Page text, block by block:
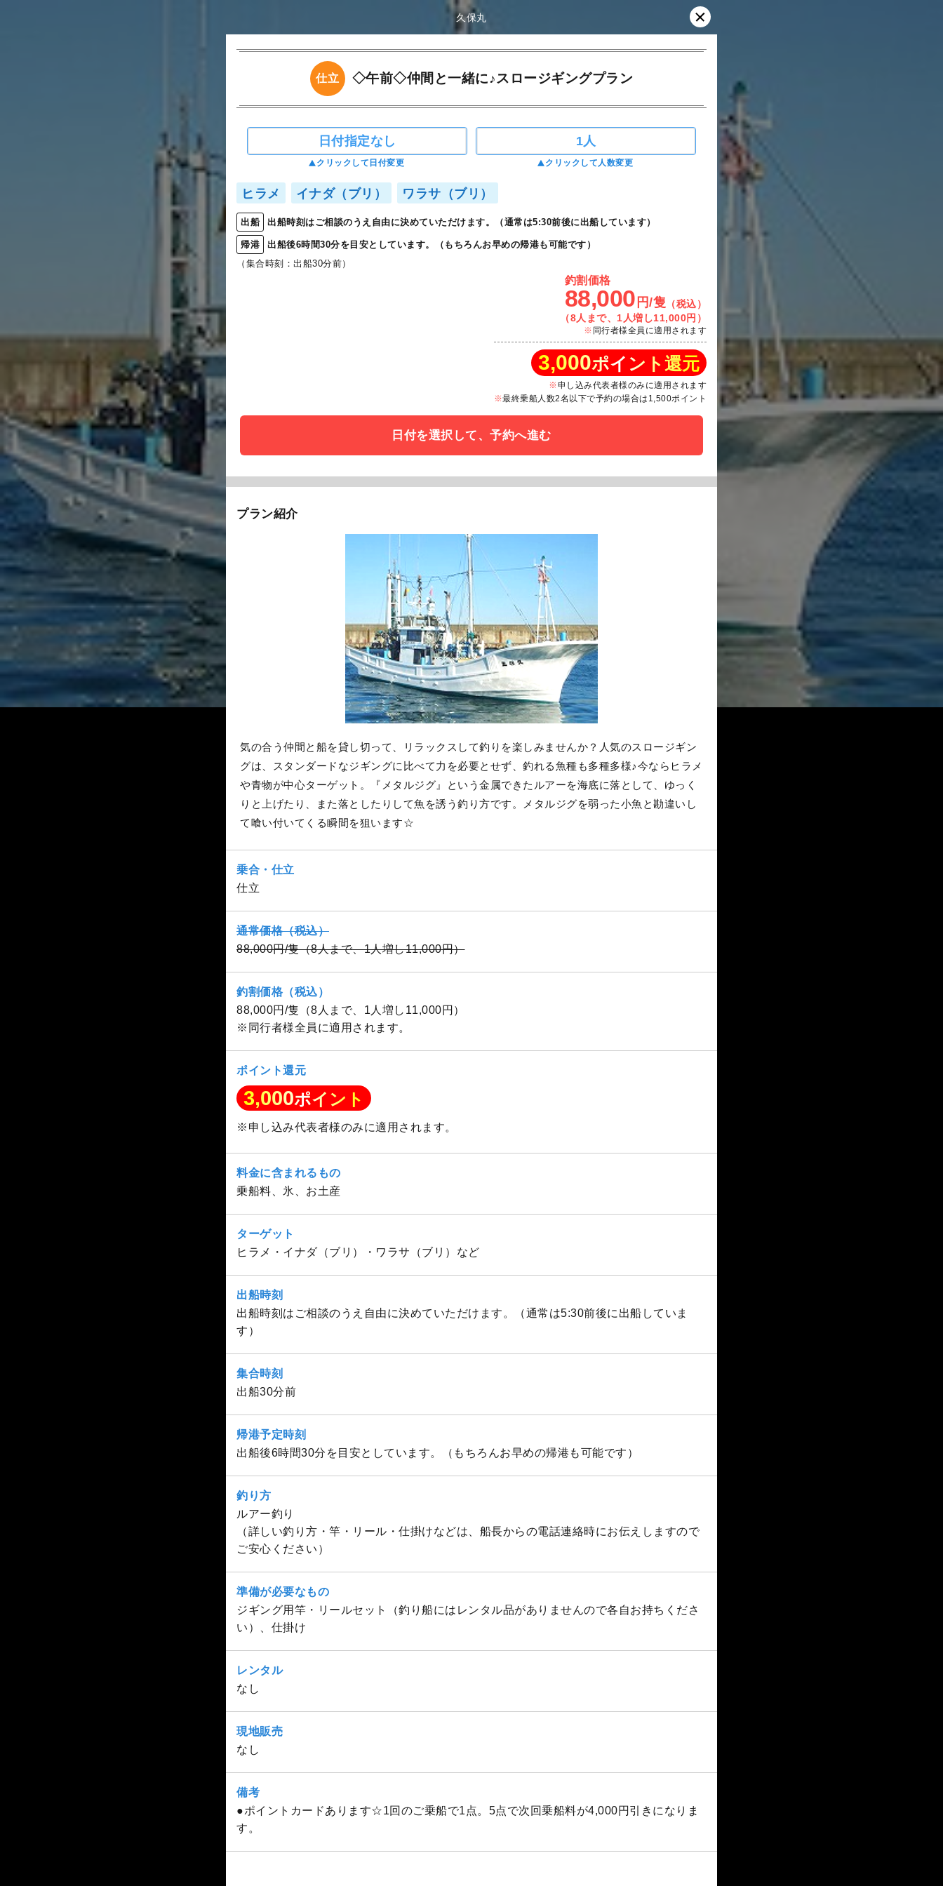
久保丸
仕立 ◇午前◇仲間と一緒に♪スロージギングプラン
日付指定なし
クリックして日付変更
1人
クリックして人数変更
ヒラメ イナダ（ブリ） ワラサ（ブリ）
出船 出船時刻はご相談のうえ自由に決めていただけます。（通常は5:30前後に出船しています）
帰港
出船後6時間30分を目安としています。（もちろんお早めの帰港も可能です）
（集合時刻：出船30分前）
釣割価格
88,000 円/隻 （税込）
（8人まで、1人増し11,000円）
同行者様全員に適用されます
3,000ポイント還元
申し込み代表者様のみに適用されます
最終乗船人数2名以下で予約の場合は1,500ポイント
日付を選択して、予約へ進む
プラン紹介
気の合う仲間と船を貸し切って、リラックスして釣りを楽しみませんか？人気のスロージギン
グは、スタンダードなジギングに比べて力を必要とせず、釣れる魚種も多種多様♪今ならヒラメ
や青物が中心ターゲット。『メタルジグ』という金属できたルアーを海底に落として、ゆっく
りと上げたり、また落としたりして魚を誘う釣り方です。メタルジグを弱った小魚と勘違いし
て喰い付いてくる瞬間を狙います☆
乗合・仕立
仕立
通常価格（税込）
88,000円/隻（8人まで、1人増し11,000円）
釣割価格（税込）
88,000円/隻（8人まで、1人増し11,000円）
※同行者様全員に適用されます。
ポイント還元
3,000ポイント
※申し込み代表者様のみに適用されます。
料金に含まれるもの
乗船料、氷、お土産
ターゲット
ヒラメ・イナダ（ブリ）・ワラサ（ブリ）など
出船時刻
出船時刻はご相談のうえ自由に決めていただけます。（通常は5:30前後に出船していま
す）
集合時刻
出船30分前
帰港予定時刻
出船後6時間30分を目安としています。（もちろんお早めの帰港も可能です）
釣り方
ルアー釣り
（詳しい釣り方・竿・リール・仕掛けなどは、船長からの電話連絡時にお伝えしますので
ご安心ください）
準備が必要なもの
ジギング用竿・リールセット（釣り船にはレンタル品がありませんので各自お持ちくださ
い）、仕掛け
レンタル
なし
現地販売
なし
備考
●ポイントカードあります☆1回のご乗船で1点。5点で次回乗船料が4,000円引きになりま
す。